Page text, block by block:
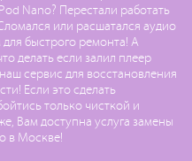
Nano? Перестали работать
или расшатался аудио
быстрого ремонта! А
делать если залил плеер
сервис для восстановления
Если это сделать
только чисткой и
Вам доступна услуга замены
в Москве!